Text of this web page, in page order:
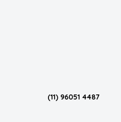
(11) 96051 4487